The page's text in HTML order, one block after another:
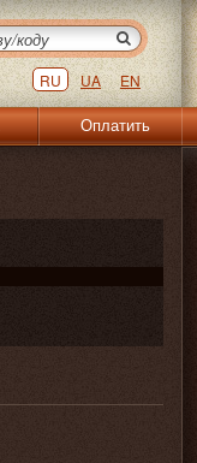
RU UA EN
Оплатить